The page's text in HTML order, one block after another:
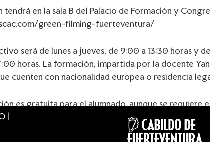
tendrá en la sala B del Palacio de Formación y
green-filming-fuerteventura/
será de lunes a jueves, de 9:00 a 13:30 horas y
horas. La formación, impartida por la docente
cuenten con nacionalidad europea o residencia
es gratuita para el alumnado, aunque se
el estudiante asista al menos al 80% de las clases y
firmado por la dirección de la ESCAC.
|